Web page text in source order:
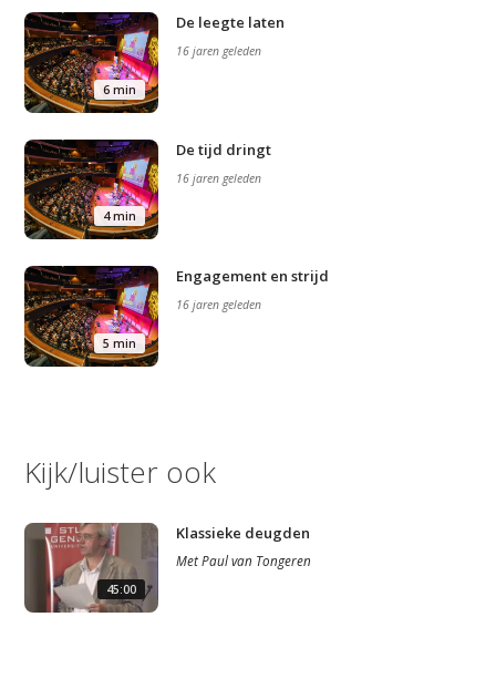
6 min
De leegte laten
16 jaren geleden
4 min
De tijd dringt
16 jaren geleden
5 min
Engagement en strijd
16 jaren geleden
Kijk/luister ook
45:00
Klassieke deugden
MetPaul van Tongeren